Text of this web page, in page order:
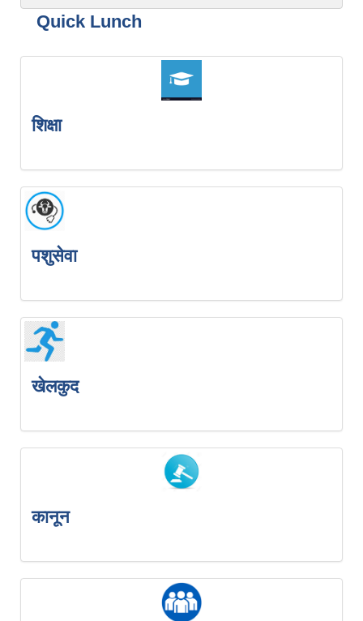
Quick Lunch
शिक्षा
पशुसेवा
खेलकुद
कानून